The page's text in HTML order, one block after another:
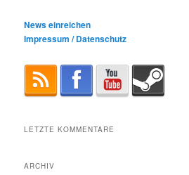
News einreichen
Impressum / Datenschutz
LETZTE KOMMENTARE
ARCHIV